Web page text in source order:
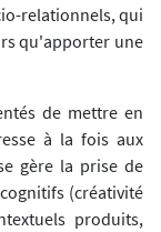
relationnels, qui
qu'apporter une
de mettre en
à la fois aux
gère la prise de
(créativité
produits,